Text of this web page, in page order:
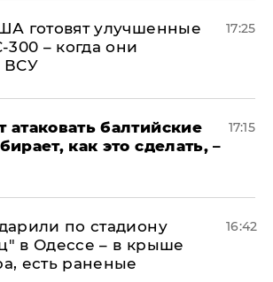
готовят улучшенные
300 – когда они
ВСУ
17:25
балтийские
как это сделать, –
17:15
по стадиону
в Одессе – в крыше
есть раненые
16:42